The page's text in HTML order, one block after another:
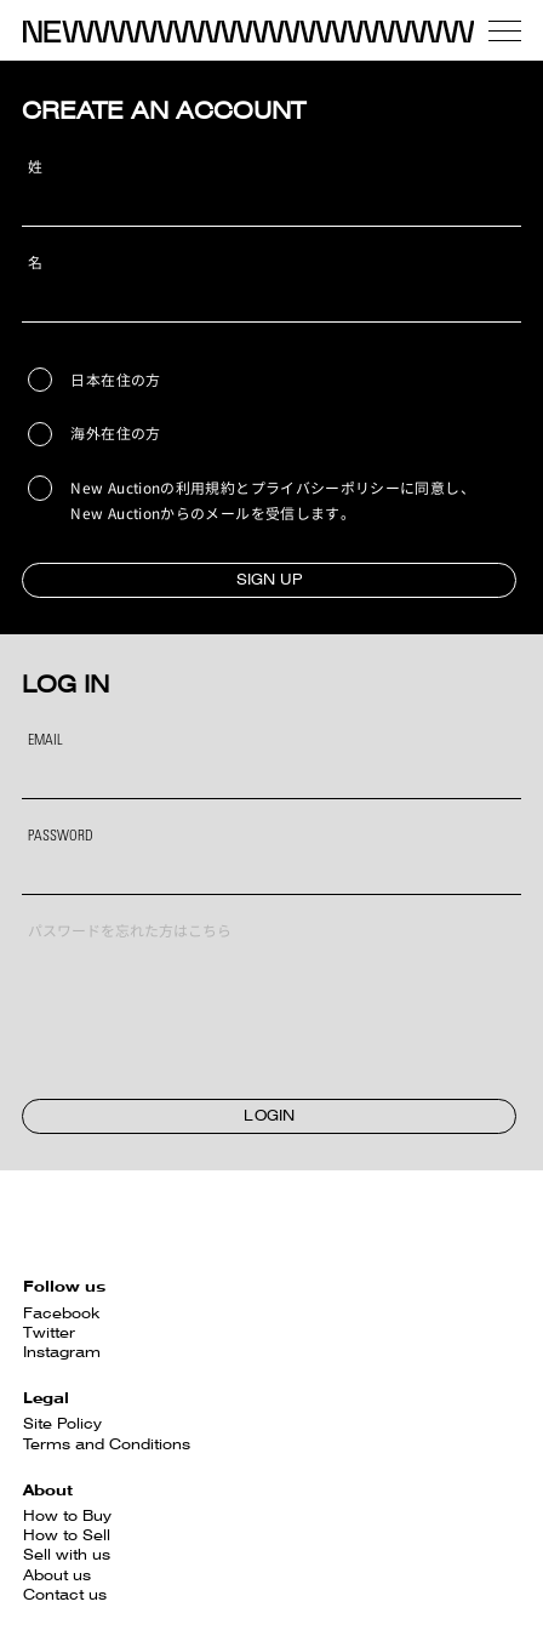
CREATE AN ACCOUNT
姓
名
日本在住の方
海外在住の方
New Auctionの利用規約とプライバシーポリシーに同意し、
New Auctionからのメールを受信します。
SIGN UP
LOG IN
EMAIL
PASSWORD
パスワードを忘れた方はこちら
LOGIN
Follow us
Facebook
Twitter
Instagram
Legal
Site Policy
Terms and Conditions
About
How to Buy
How to Sell
Sell with us
About us
Contact us